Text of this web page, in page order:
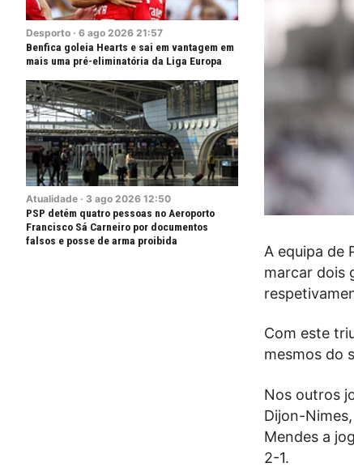
Desporto · 6 ago 2026 21:57
Benfica goleia Hearts e sai em vantagem em
mais uma pré-eliminatória da Liga Europa
Atualidade · 3 ago 2026 12:50
PSP detém quatro pessoas no Aeroporto
Francisco Sá Carneiro por documentos
falsos e posse de arma proibida
A equipa de
marcar dois
Com este
mesmos do
Nos outros
Dijon-
Mendes a
2-1.